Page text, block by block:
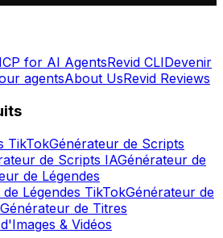
for AI AgentsRevid CLIDevenir
agentsAbout UsRevid Reviews
TikTokGénérateur de Scripts
de Scripts IAGénérateur de
de Légendes
Légendes TikTokGénérateur de
Générateur de Titres
& Vidéos